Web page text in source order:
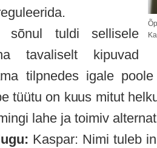
sõnul tuldi sellisele
tavaliselt kipuvad
tilpnedes igale
tüütu on kuus mitut
lahe ja toimiv
Kaspar: Nimi tuleb